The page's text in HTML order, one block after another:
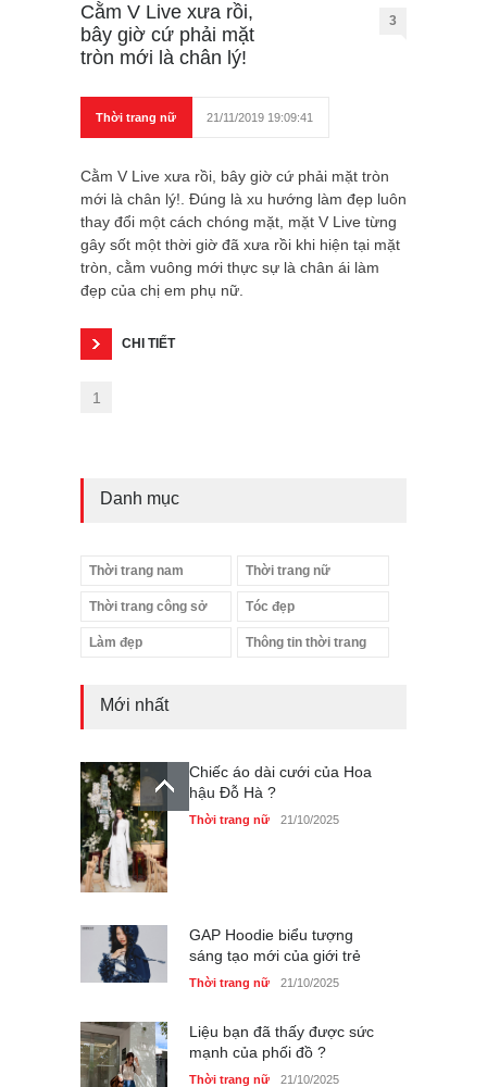
Cằm V Live xưa rồi,
bây giờ cứ phải mặt
tròn mới là chân lý!
3
Thời trang nữ 21/11/2019 19:09:41
Cằm V Live xưa rồi, bây giờ cứ phải mặt tròn
mới là chân lý!. Đúng là xu hướng làm đẹp luôn
thay đổi một cách chóng mặt, mặt V Live từng
gây sốt một thời giờ đã xưa rồi khi hiện tại mặt
tròn, cằm vuông mới thực sự là chân ái làm
đẹp của chị em phụ nữ.
CHI TIẾT
1
Danh mục
Thời trang nam Thời trang nữ
Thời trang công sở Tóc đẹp
Làm đẹp Thông tin thời trang
Mới nhất
Chiếc áo dài cưới của Hoa
hậu Đỗ Hà ?
Thời trang nữ 21/10/2025
GAP Hoodie biểu tượng
sáng tạo mới của giới trẻ
Thời trang nữ 21/10/2025
Liệu bạn đã thấy được sức
mạnh của phối đồ ?
Thời trang nữ 21/10/2025